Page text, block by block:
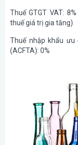
Thuế GTGT VAT:
thuế giá trị gia tăng)
Thuế nhập khẩu
(ACFTA): 0%